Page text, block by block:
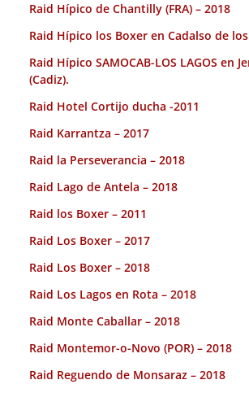
Raid Hípico de Chantilly (FRA) – 2018
Raid Hípico los Boxer en Cadalso de
Raid Hípico SAMOCAB-LOS LAGOS en
(Cadiz).
Raid Hotel Cortijo ducha -2011
Raid Karrantza – 2017
Raid la Perseverancia – 2018
Raid Lago de Antela – 2018
Raid los Boxer – 2011
Raid Los Boxer – 2017
Raid Los Boxer – 2018
Raid Los Lagos en Rota – 2018
Raid Monte Caballar – 2018
Raid Montemor-o-Novo (POR) – 2018
Raid Reguendo de Monsaraz – 2018